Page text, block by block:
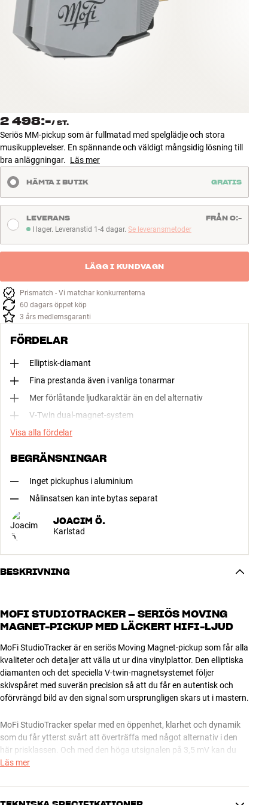
Tillbehör
INSPIRATION
ERBJUDANDEN
Hitta Butik
Kundtjänst
Logga in
Kundtjänst
Företag
2 498:-/ ST.
Seriös MM-pickup som är fullmatad med spelglädje och stora
musikupplevelser. En spännande och väldigt mångsidig lösning till
bra anläggningar. Läs mer
HÄMTA I BUTIK GRATIS
I lager. Leveranstid 1-4 dagar
I lager. Leveranstid 1-4 dagar. Se leveransmetoder
LEVERANS FRÅN 0:-
LÄGG I KUNDVAGN
Prismatch - Vi matchar konkurrenterna
60 dagars öppet köp
3 års medlemsgaranti
FÖRDELAR
Elliptisk-diamant
Fina prestanda även i vanliga tonarmar
Mer förlåtande ljudkaraktär än en del alternativ
V-Twin dual-magnet-system
Visa alla fördelar
BEGRÄNSNINGAR
Inget pickuphus i aluminium
Nålinsatsen kan inte bytas separat
JOACIM Ö.
Karlstad
BESKRIVNING
MOFI STUDIOTRACKER – SERIÖS MOVING
MAGNET-PICKUP MED LÄCKERT HIFI-LJUD
MoFi StudioTracker är en seriös Moving Magnet-pickup som får alla
kvaliteter och detaljer att välla ut ur dina vinylplattor. Den elliptiska
diamanten och det speciella V-twin-magnetsystemet följer
skivspåret med suverän precision så att du får en autentisk och
oförvrängd bild av den signal som ursprungligen skars ut i mastern.
MoFi StudioTracker spelar med en öppenhet, klarhet och dynamik
som du får ytterst svårt att överträffa med något alternativ i den
här prisklassen. Och med den höga utsignalen på 3,5 mV kan du
utan problem kombinera StudioTracker med en vanlig MM-ingång
MoFi StudioTracker finns med ljusgrå finish.
Läs mer